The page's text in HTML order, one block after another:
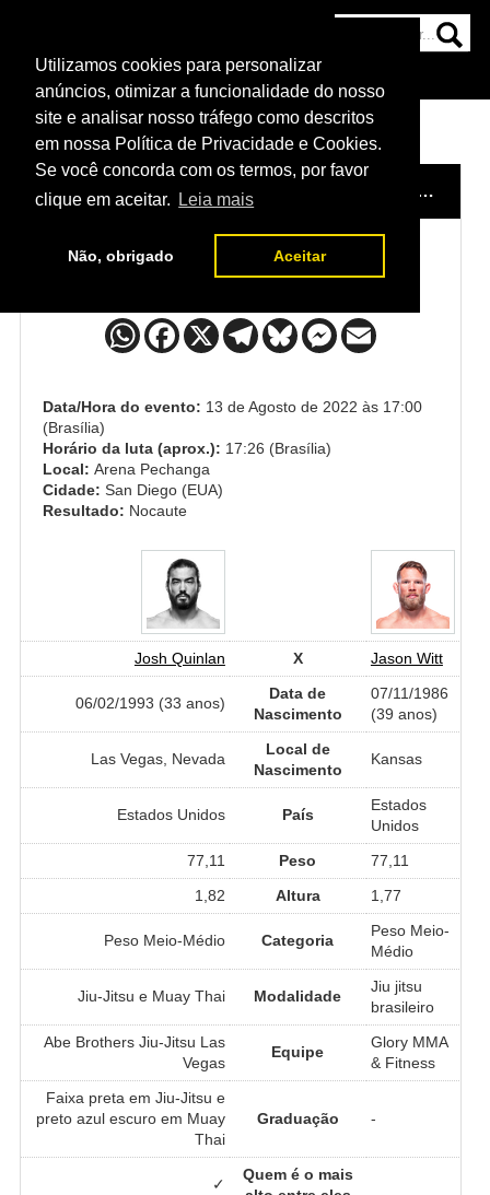
Utilizamos cookies para personalizar
anúncios, otimizar a funcionalidade do nosso
site e analisar nosso tráfego como descritos
em nossa Política de Privacidade e Cookies.
Se você concorda com os termos, por favor
clique em aceitar.
Leia mais
Não, obrigado Aceitar
NOTÍCIAS
HOME EVENTO / UFC VERA X CRUZ
Josh Quinlan x Jason Witt
Data/Hora do evento: 13 de Agosto de 2022 às 17:00
(Brasília)
Horário da luta (aprox.): 17:26 (Brasília)
Local: Arena Pechanga
Cidade: San Diego (EUA)
Resultado: Nocaute
Josh Quinlan X Jason Witt
06/02/1993 (33 anos)
Data de
Nascimento
07/11/1986
(39 anos)
Las Vegas, Nevada
Local de
Nascimento
Kansas
Estados Unidos País
Estados
Unidos
77,11
Peso
77,11
1,82
Altura 1,77
Peso Meio-Médio Categoria
Peso Meio-
Médio
Jiu-Jitsu e Muay Thai Modalidade
Jiu jitsu
brasileiro
Abe Brothers Jiu-Jitsu Las
Vegas
Equipe
Glory MMA
& Fitness
Faixa preta em Jiu-Jitsu e
preto azul escuro em Muay
Thai
Graduação -
✓
Quem é o mais